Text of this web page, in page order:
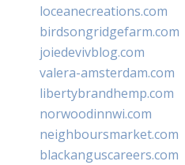
loceanecreations.com
birdsongridgefarm.com
joiedevivblog.com
valera-amsterdam.com
libertybrandhemp.com
norwoodinnwi.com
neighboursmarket.com
blackanguscareers.com